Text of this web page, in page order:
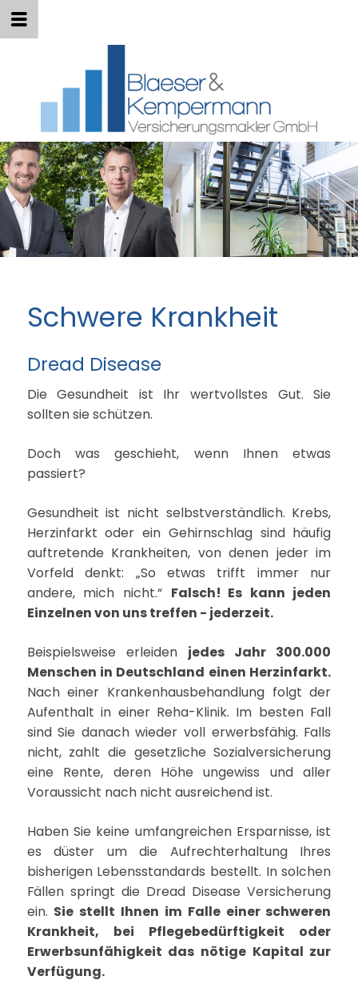
Schwere Krankheit
Dread Disease
Die Gesundheit ist Ihr wertvollstes Gut. Sie
sollten sie schützen.
Doch was geschieht, wenn Ihnen etwas
passiert?
Gesundheit ist nicht selbstverständlich. Krebs,
Herzinfarkt oder ein Gehirnschlag sind häufig
auftretende Krankheiten, von denen jeder im
Vorfeld denkt: „So etwas trifft immer nur
andere, mich nicht.“ Falsch! Es kann jeden
Einzelnen von uns treffen - jederzeit.
Beispielsweise erleiden jedes Jahr 300.000
Menschen in Deutschland einen Herzinfarkt.
Nach einer Krankenhausbehandlung folgt der
Aufenthalt in einer Reha-Klinik. Im besten Fall
sind Sie danach wieder voll erwerbsfähig. Falls
nicht, zahlt die gesetzliche Sozialversicherung
eine Rente, deren Höhe ungewiss und aller
Voraussicht nach nicht ausreichend ist.
Haben Sie keine umfangreichen Ersparnisse, ist
es düster um die Aufrechterhaltung Ihres
bisherigen Lebensstandards bestellt. In solchen
Fällen springt die Dread Disease Versicherung
ein. Sie stellt Ihnen im Falle einer schweren
Krankheit, bei Pflegebedürftigkeit oder
Erwerbsunfähigkeit das nötige Kapital zur
Verfügung.